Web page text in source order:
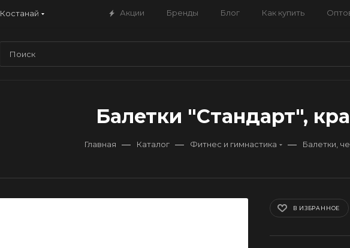
Костанай Акции Бренды Блог Как купить
Балетки "Стандарт",
Главная — Каталог — Фитнес и гимнастика — Балетки,
В ИЗБРАННОЕ